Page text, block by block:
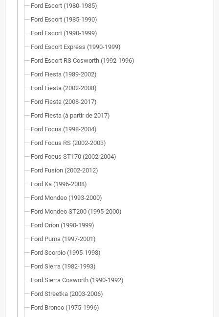
Ford Escort (1980-1985)
Ford Escort (1985-1990)
Ford Escort (1990-1999)
Ford Escort Express (1990-1999)
Ford Escort RS Cosworth (1992-1996)
Ford Fiesta (1989-2002)
Ford Fiesta (2002-2008)
Ford Fiesta (2008-2017)
Ford Fiesta (à partir de 2017)
Ford Focus (1998-2004)
Ford Focus RS (2002-2003)
Ford Focus ST170 (2002-2004)
Ford Fusion (2002-2012)
Ford Ka (1996-2008)
Ford Mondeo (1993-2000)
Ford Mondeo ST200 (1995-2000)
Ford Orion (1990-1999)
Ford Puma (1997-2001)
Ford Scorpio (1995-1998)
Ford Sierra (1982-1993)
Ford Sierra Cosworth (1990-1992)
Ford Streetka (2003-2006)
Ford Bronco (1975-1996)